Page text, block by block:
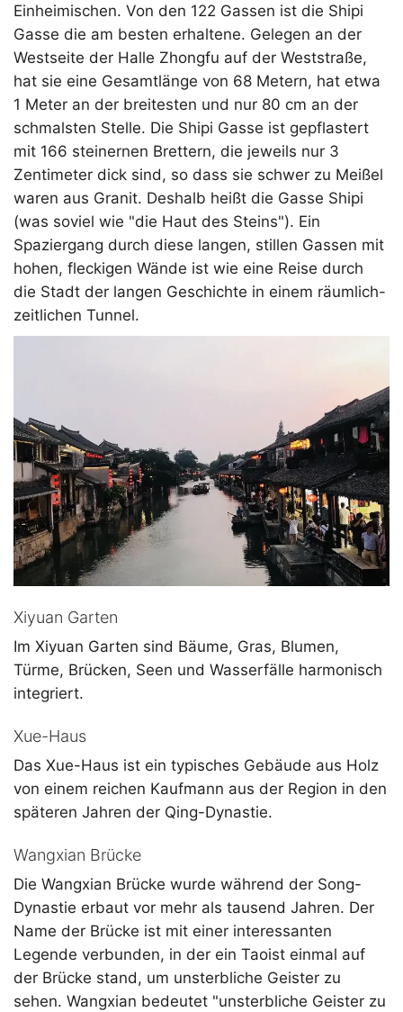
Einheimischen. Von den 122 Gassen ist die Shipi
Gasse die am besten erhaltene. Gelegen an der
Westseite der Halle Zhongfu auf der Weststraße,
hat sie eine Gesamtlänge von 68 Metern, hat etwa
1 Meter an der breitesten und nur 80 cm an der
schmalsten Stelle. Die Shipi Gasse ist gepflastert
mit 166 steinernen Brettern, die jeweils nur 3
Zentimeter dick sind, so dass sie schwer zu Meißel
waren aus Granit. Deshalb heißt die Gasse Shipi
(was soviel wie "die Haut des Steins"). Ein
Spaziergang durch diese langen, stillen Gassen mit
hohen, fleckigen Wände ist wie eine Reise durch
die Stadt der langen Geschichte in einem räumlich-
zeitlichen Tunnel.
Xiyuan Garten
Im Xiyuan Garten sind Bäume, Gras, Blumen,
Türme, Brücken, Seen und Wasserfälle harmonisch
integriert.
Xue-Haus
Das Xue-Haus ist ein typisches Gebäude aus Holz
von einem reichen Kaufmann aus der Region in den
späteren Jahren der Qing-Dynastie.
Wangxian Brücke
Die Wangxian Brücke wurde während der Song-
Dynastie erbaut vor mehr als tausend Jahren. Der
Name der Brücke ist mit einer interessanten
Legende verbunden, in der ein Taoist einmal auf
der Brücke stand, um unsterbliche Geister zu
sehen. Wangxian bedeutet "unsterbliche Geister zu